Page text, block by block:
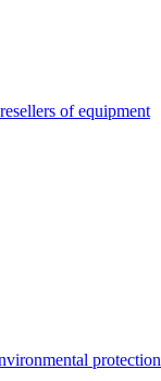
of equipment
protection